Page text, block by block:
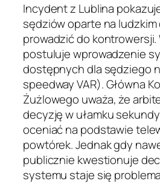
Incydent z Lublina
sędziów oparte na ludzkim
prowadzić do kontrowersji.
postuluje wprowadzenie
dostępnych dla sędziego
speedway VAR). Główna
Żużlowego uważa, że
decyzję w ułamku
oceniać na podstawie
powtórek. Jednak gdy
publicznie kwestionuje
systemu staje się